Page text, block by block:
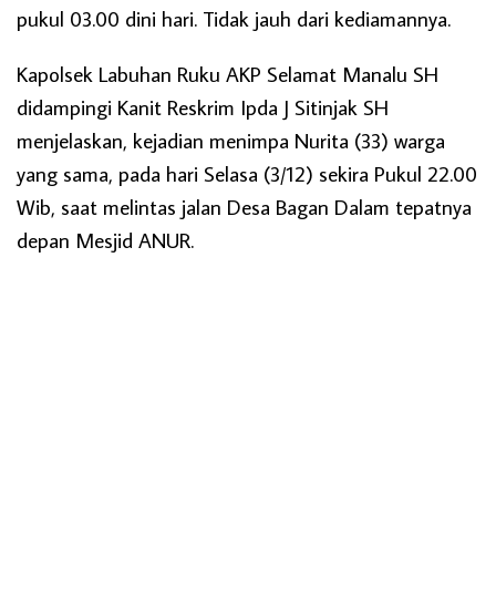
pukul 03.00 dini hari. Tidak jauh dari kediamannya.
Kapolsek Labuhan Ruku AKP Selamat Manalu SH
didampingi Kanit Reskrim Ipda J Sitinjak SH
menjelaskan, kejadian menimpa Nurita (33) warga
yang sama, pada hari Selasa (3/12) sekira Pukul 22.00
Wib, saat melintas jalan Desa Bagan Dalam tepatnya
depan Mesjid ANUR.